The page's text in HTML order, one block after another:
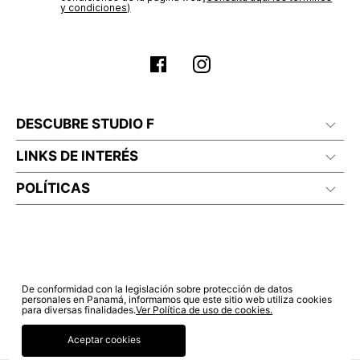
estado de tu compra puedes ingresar al menú de “Mi cuenta -
y condiciones)
DESCUBRE STUDIO F
LINKS DE INTERÉS
POLÍTICAS
De conformidad con la legislación sobre protección de datos
personales en Panamá, informamos que este sitio web utiliza cookies
para diversas finalidades.Ver Política de uso de cookies.
Aceptar cookies